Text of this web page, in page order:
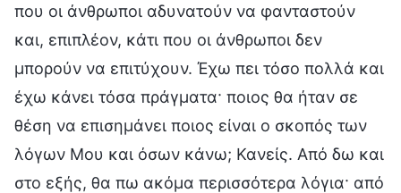
που οι άνθρωποι αδυνατούν να φανταστούν
και, επιπλέον, κάτι που οι άνθρωποι δεν
μπορούν να επιτύχουν. Έχω πει τόσο πολλά και
έχω κάνει τόσα πράγματα· ποιος θα ήταν σε
θέση να επισημάνει ποιος είναι ο σκοπός των
λόγων Μου και όσων κάνω; Κανείς. Από δω και
στο εξής, θα πω ακόμα περισσότερα λόγια· από